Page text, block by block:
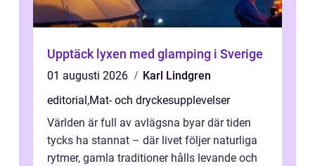
Upptäck lyxen med glamping i Sverige
01 augusti 2026
Karl Lindgren
editorial ,Mat- och dryckesupplevelser
Världen är full av avlägsna byar där tiden
tycks ha stannat – där livet följer naturliga
rytmer, gamla traditioner hålls levande och